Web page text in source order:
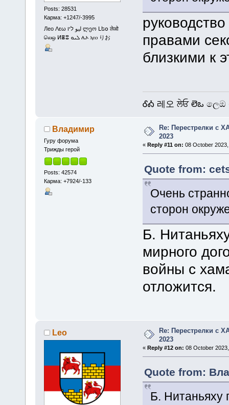
Posts: 28531
Карма: +1247/-3995
Лео Λεω ليو ליו ლეო Լեօ लेओ
லெஒ ⵍⴻⵓ ܠܝܘ ሌኦ ⲗⲉⲟ りお
правами
близкими к
ᎴᎣ 레오 ਲੇਓ లెఒ
Владимир
Гуру форума
Трижды герой
Posts: 42574
Карма: +7924/-133
Re: Перестрелки с
2023
« Reply #11 on: 08 October
Quote from:
Очень
сторон
Б.
мирного
войны с
отложится.
Leo
Re: Перестрелки с
2023
« Reply #12 on: 08 October
Quote from:
Б. Нитаньяху